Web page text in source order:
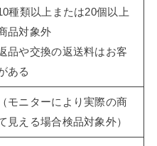
種類以上または20個以上
品対象外
品や交換の返送料はお客
ある
モニターにより実際の商
見える場合検品対象外）